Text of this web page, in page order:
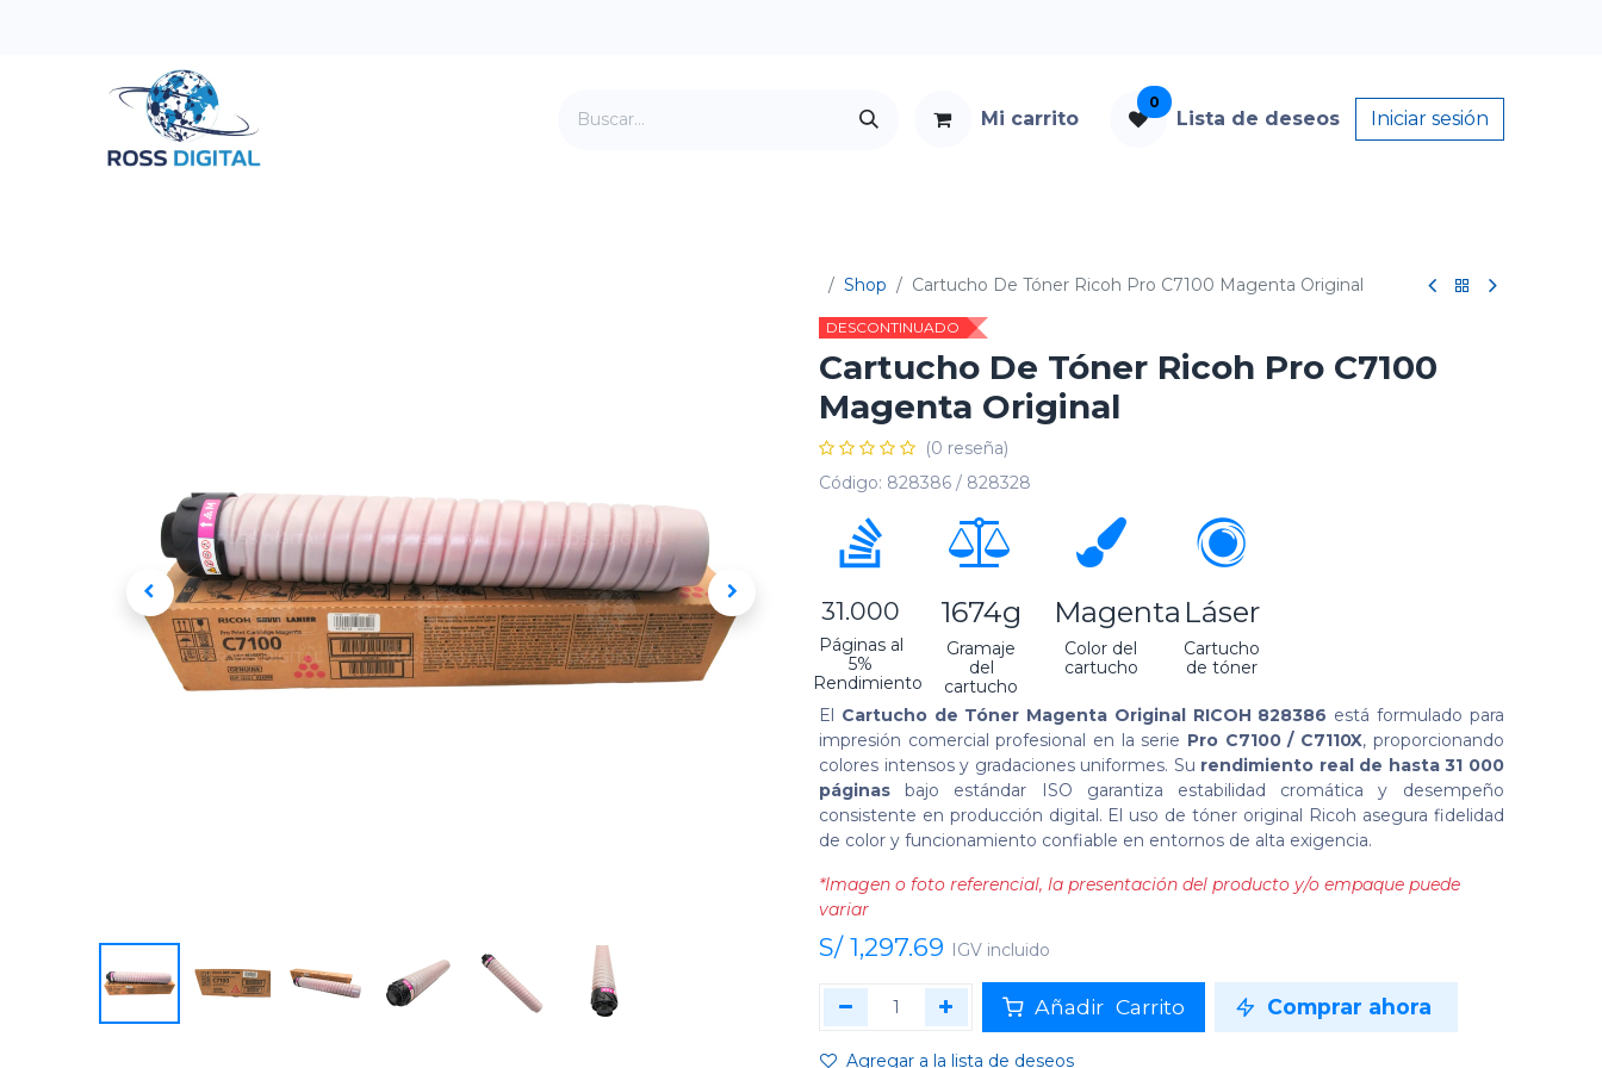
Mi carrito
0
Lista de deseos Iniciar sesión
Shop Cartucho De Tóner Ricoh Pro C7100 Magenta Original
DESCONTINUADO
Cartucho De Tóner Ricoh Pro C7100
Magenta Original
(0 reseña)
Código: 828386 / 828328
31.000
Páginas al
5%
Rendimiento
1674g
Gramaje
del
cartucho
Magenta
Color del
cartucho
Láser
Cartucho
de tóner
El Cartucho de Tóner Magenta Original RICOH 828386 está formulado para
impresión comercial profesional en la serie Pro C7100 / C7110X, proporcionando
colores intensos y gradaciones uniformes. Su rendimiento real de hasta 31 000
páginas bajo estándar ISO garantiza estabilidad cromática y desempeño
consistente en producción digital. El uso de tóner original Ricoh asegura fidelidad
de color y funcionamiento confiable en entornos de alta exigencia.
*Imagen o foto referencial, la presentación del producto y/o empaque puede
variar
S/ 1,297.69 IGV incluido
Añadir Carrito Comprar ahora
Agregar a la lista de deseos